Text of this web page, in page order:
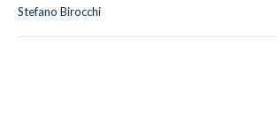
Stefano Birocchi